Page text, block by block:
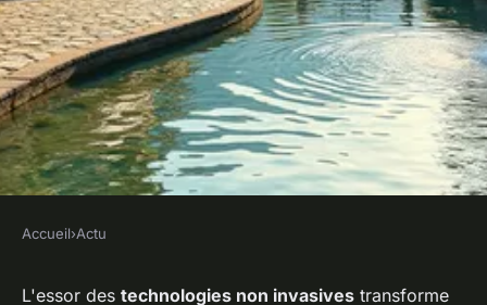
Accueil›Actu
L'essor des technologies non invasives transforme